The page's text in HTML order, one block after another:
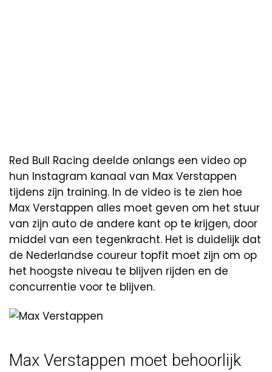
Red Bull Racing deelde onlangs een video op
hun Instagram kanaal van Max Verstappen
tijdens zijn training. In de video is te zien hoe
Max Verstappen alles moet geven om het stuur
van zijn auto de andere kant op te krijgen, door
middel van een tegenkracht. Het is duidelijk dat
de Nederlandse coureur topfit moet zijn om op
het hoogste niveau te blijven rijden en de
concurrentie voor te blijven.
Max Verstappen moet behoorlijk